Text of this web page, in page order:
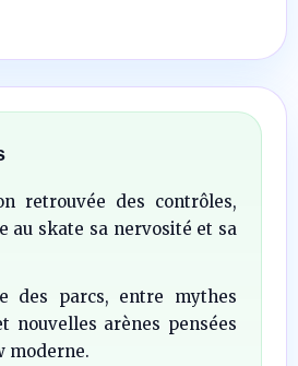
retrouvée des contrôles,
au skate sa nervosité et sa
des parcs, entre mythes
nouvelles arènes pensées
moderne.